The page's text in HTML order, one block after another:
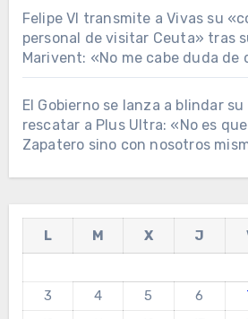
Felipe VI transmite a Vivas su
personal de visitar Ceuta» tras
Marivent: «No me cabe duda de
El Gobierno se lanza a blindar
rescatar a Plus Ultra: «No es
Zapatero sino con nosotros
L M X J
3
4 5 6